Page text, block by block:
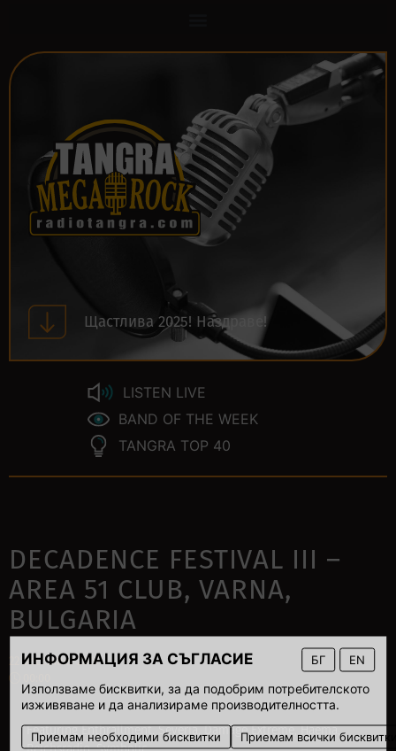
ИНФОРМАЦИЯ ЗА СЪГЛАСИЕ БГ EN
Използваме бисквитки, за да подобрим потребителското
изживяване и да анализираме производителността.
Приемам необходими бисквитки Приемам всички
Щастлива 2025! Наздраве!
LISTEN LIVE
BAND OF THE WEEK
TANGRA TOP 40
DECADENCE FESTIVAL III –
AREA 51 CLUB, VARNA,
BULGARIA
22 December 2007
Featuring Enthrallment, Severia, Damage Extreme, Haema,